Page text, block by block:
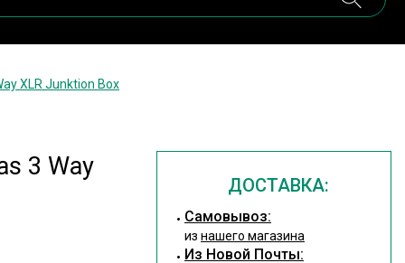
XLR Junktion Box
3 Way
ДОСТАВКА:
Cамовывоз:
из нашего магазина
Из Новой Почты: